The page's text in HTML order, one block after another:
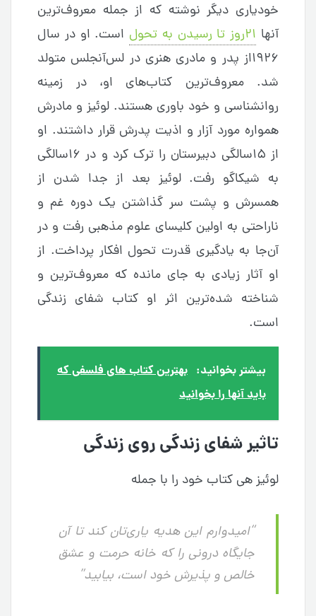
خودیاری دیگر نوشته که از جمله معروف‌ترین
آنها ۲۱روز تا رسیدن به تحول
است. او در سال
۱۹۲۶از پدر و مادری هنری در لس‌آنجلس متولد
شد. معروف‌ترین کتاب‌های او، در زمینه
روانشناسی و خود باوری هستند. لوئیز و مادرش
همواره مورد آزار و اذیت پدرش قرار داشتند. او
از ۱۵سالگی دبیرستان را ترک کرد و در ۱۶سالگی
به شیکاگو رفت. لوئیز بعد از جدا شدن از
همسرش و پشت سر گذاشتن یک دوره غم و
ناراحتی به اولین کلیسای علوم مذهبی رفت و در
آن‌جا به یادگیری قدرت تحول افکار پرداخت. از
او آثار زیادی به جای مانده که معروف‌ترین و
شناخته شده‌ترین اثر او کتاب شفای زندگی
است.
بیشتر بخوانید: بهترین کتاب های فلسفی که
باید آنها را بخوانید
تاثیر شفای زندگی روی زندگی
لوئیز هی کتاب خود را با جمله
“امیدوارم این هدیه یاری‌تان کند تا آن‌
جایگاه درونی را که خانه‌ حرمت و عشق
خالص و پذیرش خود است، بیابید”